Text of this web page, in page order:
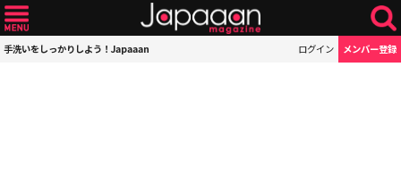
手洗いをしっかりしよう！Japaaan ログイン メンバー登録